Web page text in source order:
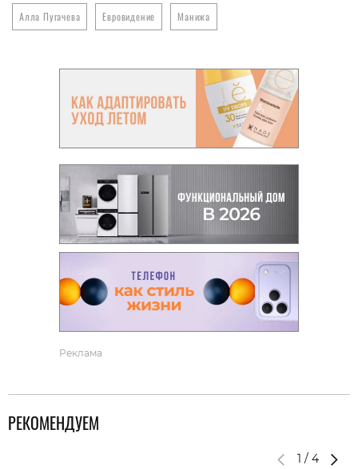
Алла Пугачева Евровидение Манижа
Реклама
РЕКОМЕНДУЕМ
1 / 4